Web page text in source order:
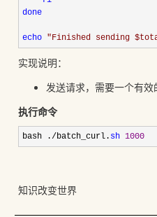
done
echo "Finished sending
实现说明：
发送请求，需要一个有
执行命令
bash ./batch_curl. sh 1000
知识改变世界